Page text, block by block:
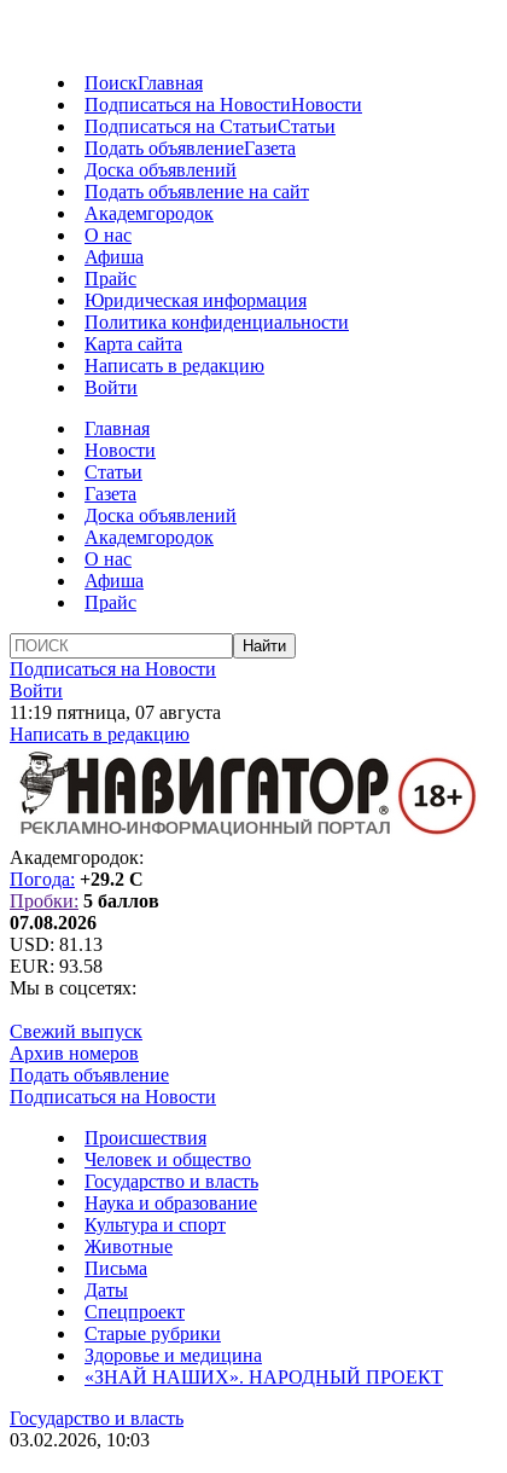
ПоискГлавная
Подписаться на НовостиНовости
Подписаться на СтатьиСтатьи
Подать объявлениеГазета
Доска объявлений
Подать объявление на сайт
Академгородок
О нас
Афиша
Прайс
Юридическая информация
Политика конфиденциальности
Карта сайта
Написать в редакцию
Войти
Главная
Новости
Статьи
Газета
Доска объявлений
Академгородок
О нас
Афиша
Прайс
Подписаться на Новости
Войти
11:19 пятница, 07 августа
Написать в редакцию
Академгородок:
Погода: +29.2 C
Пробки: 5 баллов
07.08.2026
USD: 81.13
EUR: 93.58
Мы в соцсетях:
Свежий выпуск
Архив номеров
Подать объявление
Подписаться на Новости
Происшествия
Человек и общество
Государство и власть
Наука и образование
Культура и спорт
Животные
Письма
Даты
Спецпроект
Старые рубрики
Здоровье и медицина
«ЗНАЙ НАШИХ». НАРОДНЫЙ ПРОЕКТ
Государство и власть
03.02.2026, 10:03